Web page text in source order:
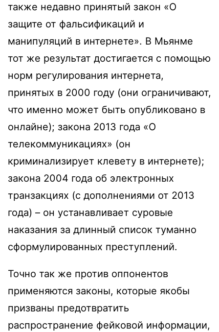
также недавно принятый закон «О
защите от фальсификаций и
манипуляций в интернете». В Мьянме
тот же результат достигается с помощью
норм регулирования интернета,
принятых в 2000 году (они ограничивают,
что именно может быть опубликовано в
онлайне); закона 2013 года «О
телекоммуникациях» (он
криминализирует клевету в интернете);
закона 2004 года об электронных
транзакциях (с дополнениями от 2013
года) – он устанавливает суровые
наказания за длинный список туманно
сформулированных преступлений.
Точно так же против оппонентов
применяются законы, которые якобы
призваны предотвратить
распространение фейковой информации,